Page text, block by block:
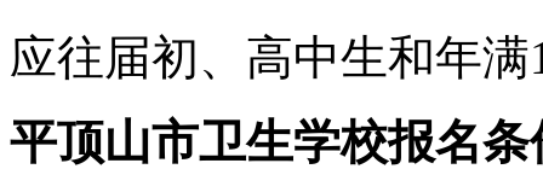
应往届初、高中生和年
平顶山市卫生学校报名条